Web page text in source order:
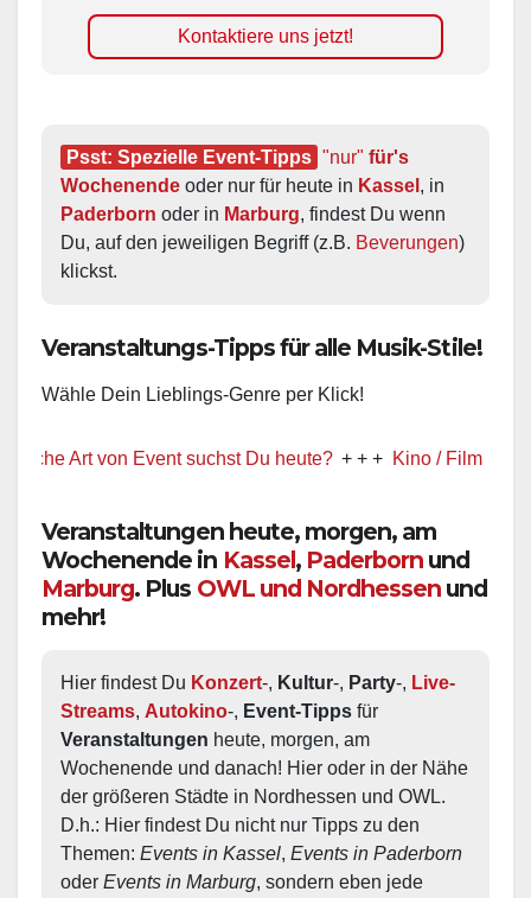
Kontaktiere uns jetzt!
Psst: Spezielle Event-Tipps "nur" für's
Wochenende oder nur für heute in Kassel
Paderborn oder in Marburg, findest Du wenn
Du, auf den jeweiligen Begriff (z.B. Beverungen)
klickst.
Veranstaltungs-Tipps für alle Musik-Stile!
Wähle Dein Lieblings-Genre per Klick!
von Event suchst Du heute? + + + Kino / Film + + + Ww
Veranstaltungen heute, morgen, am
Wochenende in Kassel, Paderborn und
Marburg. Plus OWL und Nordhessen und
mehr!
Hier findest Du Konzert-, Kultur-, Party-, Live-
Streams, Autokino-, Event-Tipps
Veranstaltungen heute, morgen, am
Wochenende und danach! Hier oder in der Nähe
der größeren Städte in Nordhessen und OWL.
D.h.: Hier findest Du nicht nur Tipps zu den
Themen: Events in Kassel, Events in Paderborn
oder Events in Marburg, sondern eben jede